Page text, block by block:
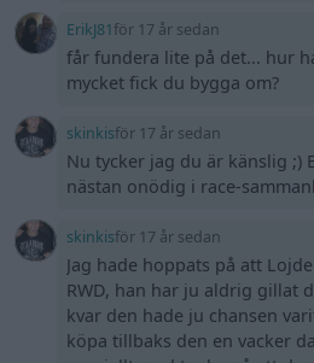
ErikJ81för 17 år sedan
får fundera lite på det... hur
mycket fick du bygga om?
skinkisför 17 år sedan
Nu tycker jag du är känslig ;)
nästan onödig i race-
skinkisför 17 år sedan
Jag hade hoppats på att
RWD, han har ju aldrig gillat
kvar den hade ju chansen
köpa tillbaks den en vacker